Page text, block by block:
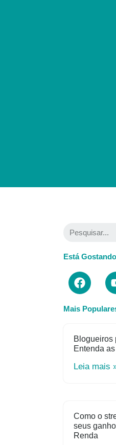
Está
Mais
Blogueiros
Entenda
Leia mais
Como o
seus
Renda